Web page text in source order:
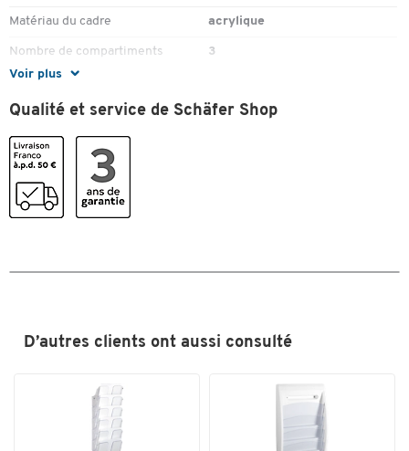
Voir plus
Matériau du cadre acrylique
Nombre de compartiments
(pièce(s))
3
Poids (kg) 1.352
Profondeur (mm)
Profondeur du compartiment
(mm)
Largeur (mm) 220
Qualité et service de Schäfer Shop
D’autres clients ont aussi consulté